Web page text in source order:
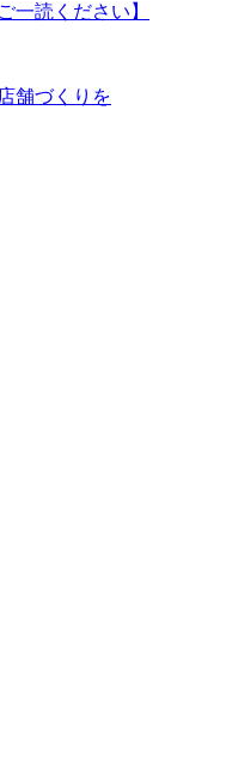
一読ください】
舗づくりを